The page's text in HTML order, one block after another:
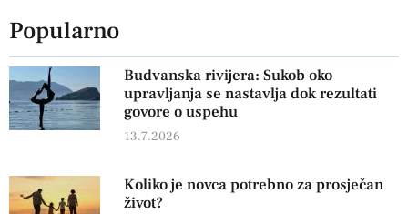
Popularno
Budvanska rivijera: Sukob oko
upravljanja se nastavlja dok rezultati
govore o uspehu
13.7.2026
Koliko je novca potrebno za prosječan
život?